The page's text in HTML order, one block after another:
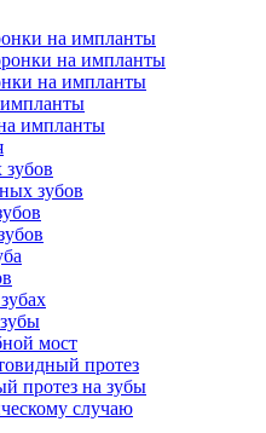
на импланты
на импланты
на импланты
импланты
зубов
мост
протез
протез на зубы
случаю